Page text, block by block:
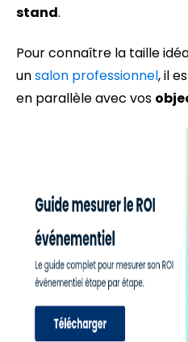
stand.
Pour connaître la taille
unsalon professionnel, il
en parallèle avec vos